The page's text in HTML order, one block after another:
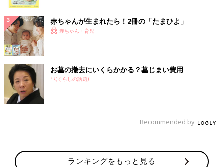
赤ちゃんが生まれたら！2冊の「たまひよ」
赤ちゃん・育児
お墓の撤去にいくらかかる？墓じまい費用
PR(くらしの話題)
Recommended by
ランキングをもっと見る